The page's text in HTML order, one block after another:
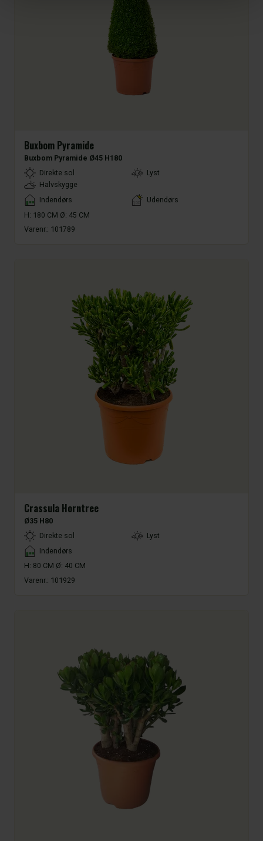
Buxbom Pyramide
Buxbom Pyramide Ø45 H180
LightTypeDirekte sol
Lyst
Halvskygge
Placement
Indendørs
Udendørs
H: 180 CM Ø: 45 CM
Varenr.: 101789
Crassula Horntree
Ø35 H80
LightTypeDirekte sol
Lyst
Placement
Indendørs
H: 80 CM Ø: 40 CM
Varenr.: 101929